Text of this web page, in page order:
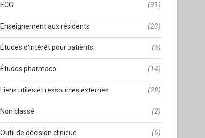
ECG (31)
Enseignement aux résidents (23)
Études d'intérêt pour patients (6)
Études pharmaco (14)
Liens utiles et ressources externes (28)
Non classé (2)
Outil de décision clinique (6)